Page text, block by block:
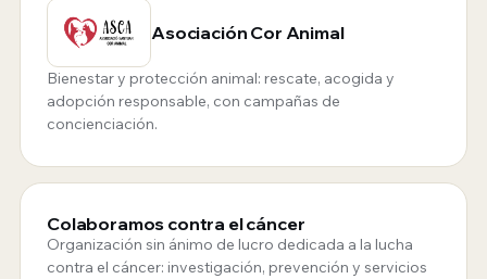
Asociación Cor Animal
Bienestar y protección animal: rescate, acogida y
adopción responsable, con campañas de
concienciación.
Colaboramos contra el cáncer
Organización sin ánimo de lucro dedicada a la lucha
contra el cáncer: investigación, prevención y servicios